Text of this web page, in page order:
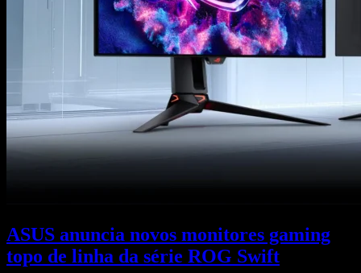
ASUS anuncia novos monitores gaming
topo de linha da série ROG Swift